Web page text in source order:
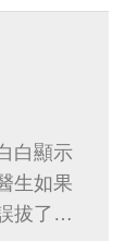
白顯示
生如果
拔了牙